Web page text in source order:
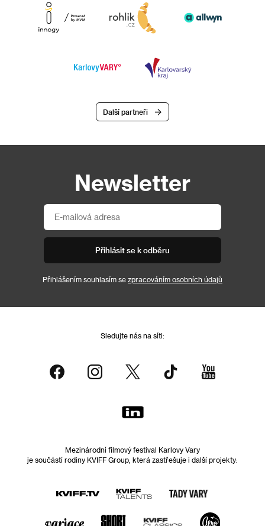
Další partneři
Newsletter
Přihlásit se k odběru
Přihlášením souhlasím se zpracováním osobních údajů
Sledujte nás na síti:
Mezinárodní filmový festival Karlovy Vary
je součástí rodiny KVIFF Group, která zastřešuje i další projekty: